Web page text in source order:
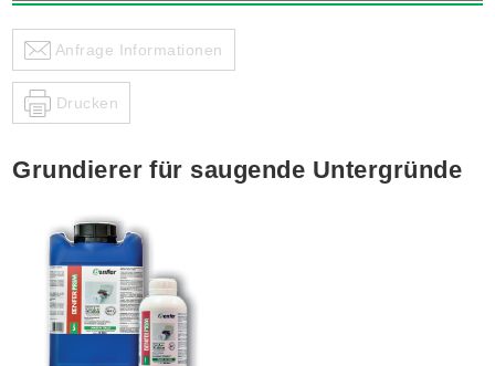
Anfrage Informationen
Drucken
Grundierer für saugende Untergründe